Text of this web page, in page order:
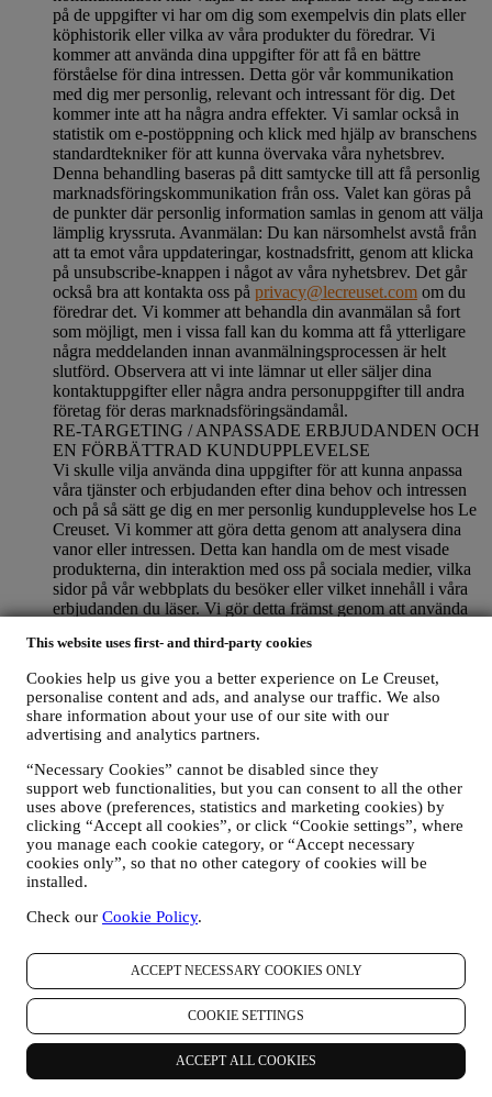
This website uses first- and third-party cookies
Cookies help us give you a better experience on Le Creuset,
personalise content and ads, and analyse our traffic. We also
share information about your use of our site with our
advertising and analytics partners.
“Necessary Cookies” cannot be disabled since they
support web functionalities, but you can consent to all the other
uses above (preferences, statistics and marketing cookies) by
clicking “Accept all cookies”, or click “Cookie settings”, where
you manage each cookie category, or “Accept necessary
cookies only”, so that no other category of cookies will be
installed.
Check our Cookie Policy.
ACCEPT NECESSARY COOKIES ONLY
COOKIE SETTINGS
ACCEPT ALL COOKIES
på de uppgifter vi har om dig som exempelvis din plats eller
köphistorik eller vilka av våra produkter du föredrar. Vi
kommer att använda dina uppgifter för att få en bättre
förståelse för dina intressen. Detta gör vår kommunikation
med dig mer personlig, relevant och intressant för dig. Det
kommer inte att ha några andra effekter. Vi samlar också in
statistik om e-postöppning och klick med hjälp av branschens
standardtekniker för att kunna övervaka våra nyhetsbrev.
Denna behandling baseras på ditt samtycke till att få personlig
marknadsföringskommunikation från oss. Valet kan göras på
de punkter där personlig information samlas in genom att välja
lämplig kryssruta. Avanmälan: Du kan närsomhelst avstå från
att ta emot våra uppdateringar, kostnadsfritt, genom att klicka
på unsubscribe-knappen i något av våra nyhetsbrev. Det går
också bra att kontakta oss på privacy@lecreuset.com om du
föredrar det. Vi kommer att behandla din avanmälan så fort
som möjligt, men i vissa fall kan du komma att få ytterligare
några meddelanden innan avanmälningsprocessen är helt
slutförd. Observera att vi inte lämnar ut eller säljer dina
kontaktuppgifter eller några andra personuppgifter till andra
företag för deras marknadsföringsändamål.
RE-TARGETING / ANPASSADE ERBJUDANDEN OCH
EN FÖRBÄTTRAD KUNDUPPLEVELSE
Vi skulle vilja använda dina uppgifter för att kunna anpassa
våra tjänster och erbjudanden efter dina behov och intressen
och på så sätt ge dig en mer personlig kundupplevelse hos Le
Creuset. Vi kommer att göra detta genom att analysera dina
vanor eller intressen. Detta kan handla om de mest visade
produkterna, din interaktion med oss på sociala medier, vilka
sidor på vår webbplats du besöker eller vilket innehåll i våra
erbjudanden du läser. Vi gör detta främst genom att använda
informationen för att hantera vår annonsering på andra
innehållet eller de erbjudanden som du ser på webbplatsen
eller, om du har samtyckt till att få vårt nyhetsbrev, för att
skicka relevant kommunikation/meddelanden som vi tror att
du kanske gillar. Det kommer inte att ha några andra effekter.
Användningen av cookies sker bara med ditt samtycke. Om
du inte vill att den här informationen ska användas till att
skicka dig intressebaserade annonser, innehåll eller
kommunikation kan du begränsa användningen av
informationen om ditt onlinebeteende genom att hantera dina
inställningar för cookies (men kom ihåg att vissa cookies är
nödvändiga för att kunna använda webbplatsen). Observera
erbjudanden eller kommunikation. Du kommer fortfarande att
mer information om vår användning av cookies och hur du
kan ta bort dem, se vår cookiepolicyhär.
Om du har köpt en produkt från oss kan vi komma att skicka
ett e-postmeddelande till dig och efterfråga en
produktrecension. Vi är intresserade av att få
produktrecensioner från våra kunder (om de vill tillhandahålla
sådan information) för att kontinuerligt förbättra våra